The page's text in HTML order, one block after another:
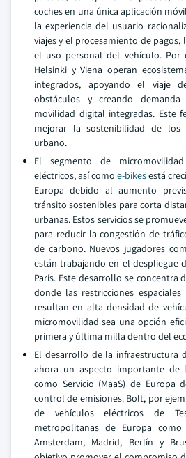
coches en una única aplicación
la experiencia del usuario
viajes y el procesamiento de pagos,
el uso personal del vehículo. Por
Helsinki y Viena operan
integrados, apoyando el viaje
obstáculos y creando
movilidad digital integradas. Este
mejorar la sostenibilidad de los
urbano.
El segmento de
eléctricos, así como e-bikesestá
Europa debido al aumento
tránsito sostenibles para corta
urbanas. Estos servicios se
para reducir la congestión de
de carbono. Nuevos jugadores
están trabajando en el despliegue
París. Este desarrollo se
donde las restricciones
resultan en alta densidad de
micromovilidad sea una opción
primera y última milla dentro del
El desarrollo de la infraestructura
ahora un aspecto importante de
como Servicio (MaaS) de Europa
control de emisiones. Bolt, por
de vehículos eléctricos de
metropolitanas de Europa como
Amsterdam, Madrid, Berlín y